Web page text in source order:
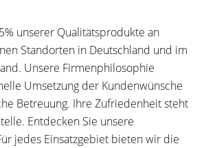
unserer Qualitätsprodukte an
Standorten in Deutschland und im
Unsere Firmenphilosophie
Umsetzung der Kundenwünsche
Betreuung. Ihre Zufriedenheit steht
Entdecken Sie unsere
jedes Einsatzgebiet bieten wir die